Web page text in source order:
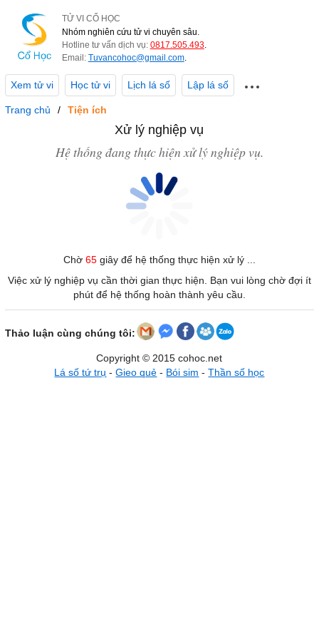
TỬ VI CỔ HỌC
Nhóm nghiên cứu tử vi chuyên sâu.
Hotline tư vấn dịch vụ: 0817.505.493.
Email: Tuvancohoc@gmail.com.
Xem tử vi Học tử vi Lịch lá số Lập lá số
Trang chủ Tiện ích
Xử lý nghiệp vụ
Hệ thống đang thực hiện xử lý nghiệp vụ.
Chờ 65giây để hệ thống thực hiện xử lý ...
Việc xử lý nghiệp vụ cần thời gian thực hiện. Bạn vui lòng chờ đợi ít
phút để hệ thống hoàn thành yêu cầu.
Thảo luận cùng chúng tôi:
Copyright © 2015 cohoc.net
Lá số tứ trụ -Gieo quẻ - Bói sim -Thần số học